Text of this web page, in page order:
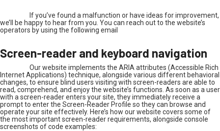
If you’ve found a malfunction or have ideas for improvement,
we’ll be happy to hear from you. You can reach out to the website’s
operators by using the following email
Screen-reader and keyboard navigation
Our website implements the ARIA attributes (Accessible Rich
Internet Applications) technique, alongside various different behavioral
changes, to ensure blind users visiting with screen-readers are able to
read, comprehend, and enjoy the website’s functions. As soon as a user
with a screen-reader enters your site, they immediately receive a
prompt to enter the Screen-Reader Profile so they can browse and
operate your site effectively. Here’s how our website covers some of
the most important screen-reader requirements, alongside console
screenshots of code examples: